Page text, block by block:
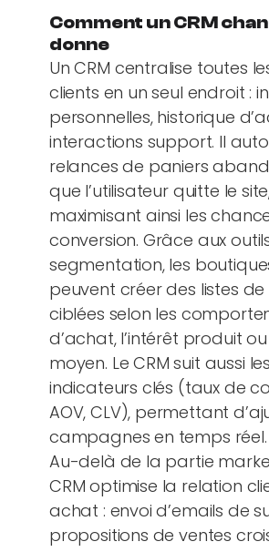
Comment un CRM
donne
Un CRM centralise toutes
clients en un seul endroit :
personnelles, historique
interactions support. Il
relances de paniers
que l’utilisateur quitte le
maximisant ainsi les
conversion. Grâce aux
segmentation, les
peuvent créer des listes
ciblées selon les
d’achat, l’intérêt produit
moyen. Le CRM suit aussi les
indicateurs clés (taux de
AOV, CLV), permettant
campagnes en temps réel.
Au-delà de la partie
CRM optimise la relation
achat : envoi d’emails de
propositions de ventes